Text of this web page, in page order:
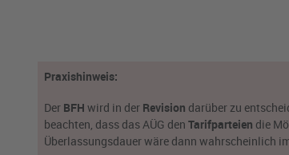
Praxishinweis:
Der BFH wird in der Revision darüber zu
beachten, dass das AÜG den Tarifparteien die
Überlassungsdauer wäre dann wahrscheinlich